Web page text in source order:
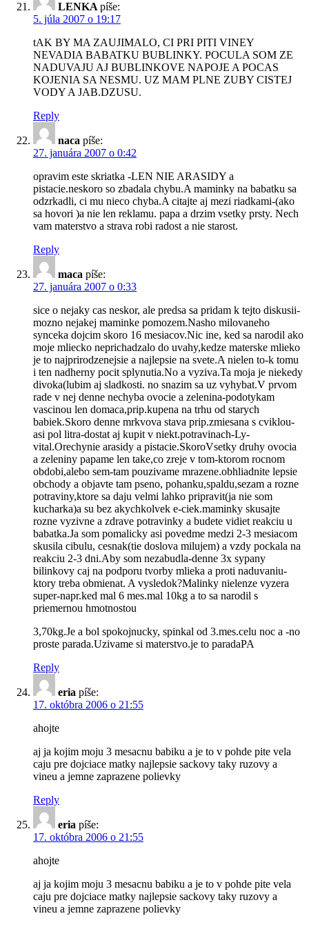
LENKA píše:
5. júla 2007 o 19:17
tAK BY MA ZAUJIMALO, CI PRI PITI VINEY
NEVADIA BABATKU BUBLINKY. POCULA SOM ZE
NADUVAJU AJ BUBLINKOVE NAPOJE A POCAS
KOJENIA SA NESMU. UZ MAM PLNE ZUBY CISTEJ
VODY A JAB.DZUSU.
Reply
naca píše:
27. januára 2007 o 0:42
opravim este skriatka -LEN NIE ARASIDY a
pistacie.neskoro so zbadala chybu.A maminky na babatku sa
odzrkadli, ci mu nieco chyba.A citajte aj mezi riadkami-(ako
sa hovori )a nie len reklamu. papa a drzim vsetky prsty. Nech
vam materstvo a strava robi radost a nie starost.
Reply
maca píše:
27. januára 2007 o 0:33
sice o nejaky cas neskor, ale predsa sa pridam k tejto diskusii-
mozno nejakej maminke pomozem.Nasho milovaneho
synceka dojcim skoro 16 mesiacov.Nic ine, ked sa narodil ako
moje mliecko neprichadzalo do uvahy,kedze materske mlieko
je to najprirodzenejsie a najlepsie na svete.A nielen to-k tomu
i ten nadherny pocit splynutia.No a vyziva.Ta moja je niekedy
divoka(lubim aj sladkosti. no snazim sa uz vyhybat.V prvom
rade v nej denne nechyba ovocie a zelenina-podotykam
vascinou len domaca,prip.kupena na trhu od starych
babiek.Skoro denne mrkvova stava prip.zmiesana s cviklou-
asi pol litra-dostat aj kupit v niekt.potravinach-Ly-
vital.Orechynie arasidy a pistacie.SkoroVsetky druhy ovocia
a zeleniny papame len take,co zreje v tom-ktorom rocnom
obdobi,alebo sem-tam pouzivame mrazene.obhliadnite lepsie
obchody a objavte tam pseno, pohanku,spaldu,sezam a rozne
potraviny,ktore sa daju velmi lahko pripravit(ja nie som
kucharka)a su bez akychkolvek e-ciek.maminky skusajte
rozne vyzivne a zdrave potravinky a budete vidiet reakciu u
babatka.Ja som pomalicky asi povedme medzi 2-3 mesiacom
skusila cibulu, cesnak(tie doslova milujem) a vzdy pockala na
reakciu 2-3 dni.Aby som nezabudla-denne 3x sypany
bilinkovy caj na podporu tvorby mlieka a proti naduvaniu-
ktory treba obmienat. A vysledok?Malinky nielenze vyzera
super-napr.ked mal 6 mes.mal 10kg a to sa narodil s
priemernou hmotnostou
3,70kg.Je a bol spokojnucky, spinkal od 3.mes.celu noc a -no
proste parada.Uzivame si materstvo.je to paradaPA
Reply
eria píše:
17. októbra 2006 o 21:55
ahojte
aj ja kojim moju 3 mesacnu babiku a je to v pohde pite vela
caju pre dojciace matky najlepsie sackovy taky ruzovy a
vineu a jemne zaprazene polievky
Reply
eria píše:
17. októbra 2006 o 21:55
ahojte
aj ja kojim moju 3 mesacnu babiku a je to v pohde pite vela
caju pre dojciace matky najlepsie sackovy taky ruzovy a
vineu a jemne zaprazene polievky